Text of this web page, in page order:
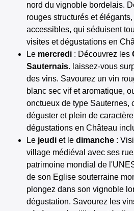
nord du vignoble bordelais.
rouges structurés et
accessibles, qui séduisent
visites et dégustations en
Le mercredi : Découvrez les
Sauternais. laissez-vous
des vins. Savourez un vin
blanc sec vif et aromatique,
onctueux de type Sauternes,
déguster et plein de
dégustations en Château
Le jeudi et le dimanche :
village médiéval avec ses
patrimoine mondial de
de son Eglise souterraine
plongez dans son vignoble
dégustation. Savourez les